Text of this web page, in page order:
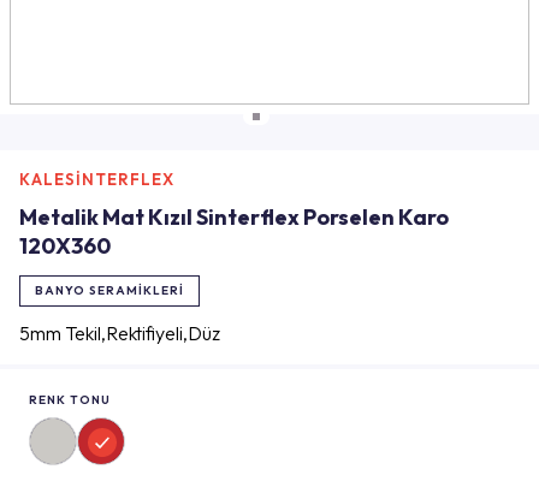
KALESİNTERFLEX
Metalik Mat Kızıl Sinterflex Porselen Karo
120X360
BANYO SERAMIKLERI
5mm Tekil,Rektifiyeli,Düz
RENK TONU